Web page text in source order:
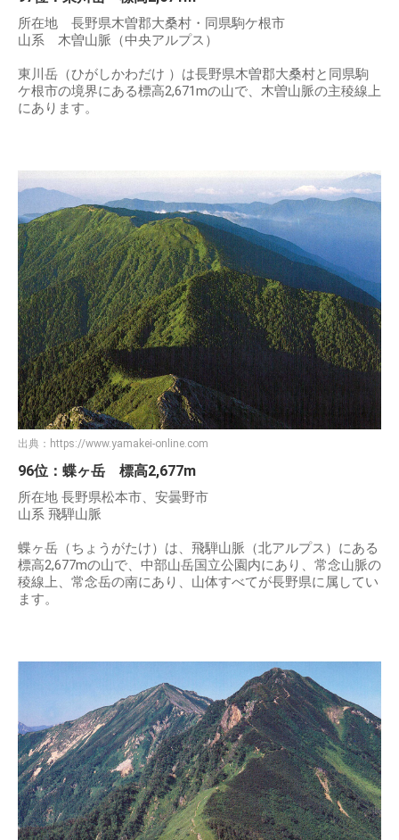
所在地 長野県木曽郡大桑村・同県駒ケ根市
山系 木曽山脈（中央アルプス）
東川岳（ひがしかわだけ ）は長野県木曽郡大桑村と同県駒
ケ根市の境界にある標高2,671mの山で、木曽山脈の主稜線上
にあります。
出典： https://www.yamakei-online.com
96位：蝶ヶ岳 標高2,677m
所在地 長野県松本市、安曇野市
山系 飛騨山脈
蝶ヶ岳（ちょうがたけ）は、飛騨山脈（北アルプス）にある
標高2,677mの山で、中部山岳国立公園内にあり、常念山脈の
稜線上、常念岳の南にあり、山体すべてが長野県に属してい
ます。